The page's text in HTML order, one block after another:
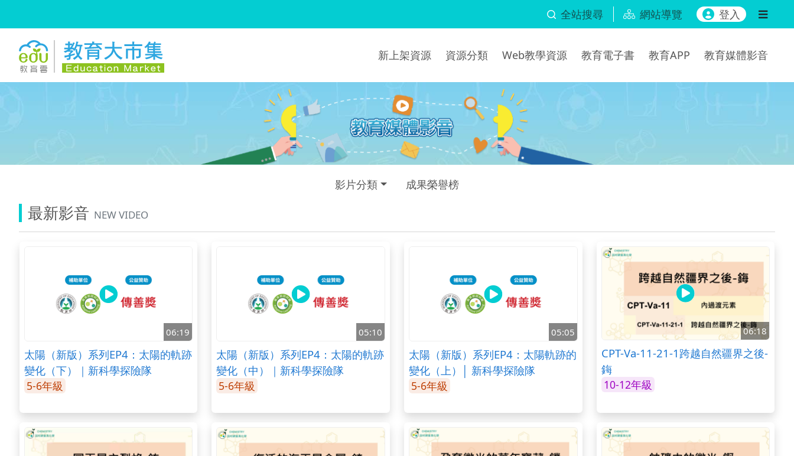
全站搜尋 網站導覽 登入
新上架資源 資源分類 Web教學資源 教育電子書 教育APP 教育媒體影音
影片分類 成果榮譽榜
最新影音 NEW VIDEO
06:19
太陽（新版）系列EP4：太陽的軌跡
變化（下）｜新科學探險隊
5-6年級
05:10
太陽（新版）系列EP4：太陽的軌跡
變化（中）｜新科學探險隊
5-6年級
05:05
太陽（新版）系列EP4：太陽軌跡的
變化（上）│ 新科學探險隊
5-6年級
06:18
CPT-Va-11-21-1跨越自然疆界之後-
鋂
10-12年級